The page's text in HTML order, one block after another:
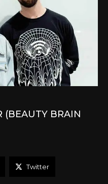
(BEAUTY BRAIN
Twitter